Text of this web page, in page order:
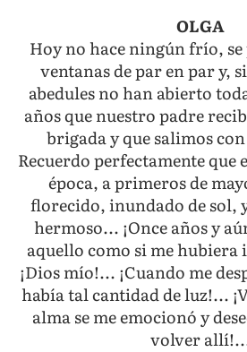
OLGA
Hoy no hace ningún frío, se
ventanas de par en par y,
abedules no han abierto
años que nuestro padre
brigada y que salimos
Recuerdo perfectamente que
época, a primeros de
florecido, inundado de sol,
hermoso... ¡Once años y
aquello como si me hubiera
¡Dios mío!... ¡Cuando me
había tal cantidad de luz!...
alma se me emocionó y
volver